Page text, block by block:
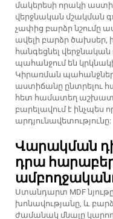
մակերեսի որակի
վերջնական մշակման
չափից բարձր նշումը
ավելի բարձր ծախսեր,
հանգեցնել վերջնական
պահանջում են
Կիրառման
աստիճանը ընտրելու
հետ համատեղ
բարելավում է ինչպես
արդյունավետությունը:
Վարակման
դրա
Ստանդարտ MDF
խոնավությանը, և
ժամանակ մնալը